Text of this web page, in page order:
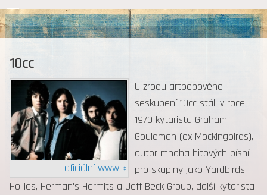
MENU
10cc
oficiální www «
U zrodu artpopového
seskupení 10cc stáli v roce
1970 kytarista Graham
Gouldman (ex Mockingbirds),
autor mnoha hitových písní
pro skupiny jako Yardbirds,
Hollies, Herman's Hermits a Jeff Beck Group, další kytarista